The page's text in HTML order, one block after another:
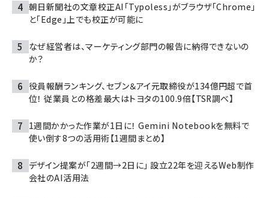
朝日新聞社の文章校正AI「Typoless」がブラウザ「Chrome」
と「Edge」上でも校正が可能に
なぜ経営者は、マーケティング部門の報告に納得できないの
か？
役員報酬ランキング、セブン＆アイ元取締役が134億円超で首
位！ 従業員との格差最大はトヨタの100.9倍【TSR調べ】
1週間かかった作業が1日に！ Gemini Notebookを無料で
使い倒す8つの活用術【1週間まとめ】
デザイン提案が「2週間→2日に」 設立22年を迎えるWeb制作
会社のAI活用法